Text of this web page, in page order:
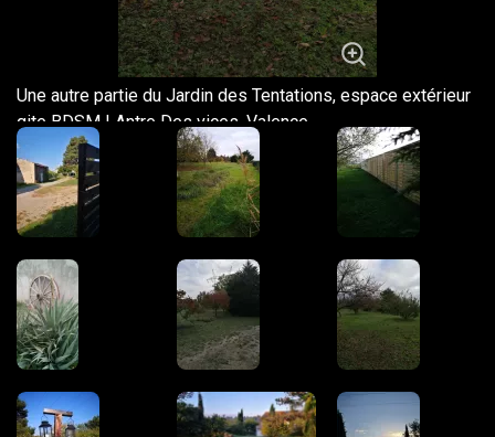
Une autre partie du Jardin des Tentations, espace extérieur
gite BDSM | Antre Des vices, Valence